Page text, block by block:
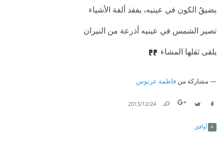
يضيقُ الكون في عينيه، يفقد ألفة الأشياء
تصير الشمس في عينيه أذرعة من النيران
يلقى ثقلها المشاء
مشاركة من فاطمة عرنوس
24‏/12‏/2013
أوافق